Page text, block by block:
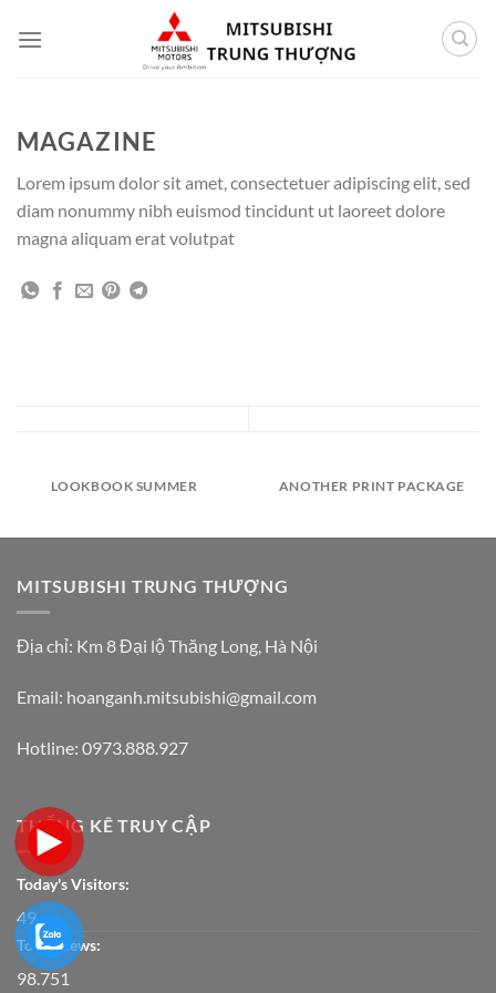
qua
MAGAZINE
Lorem ipsum dolor sit amet, consectetuer adipiscing elit, sed
diam nonummy nibh euismod tincidunt ut laoreet dolore
magna aliquam erat volutpat
LOOKBOOK SUMMER ANOTHER PRINT PACKAGE
MITSUBISHI TRUNG THƯỢNG
Địa chỉ: Km 8 Đại lộ Thăng Long, Hà Nội
Email: hoanganh.mitsubishi@gmail.com
Hotline: 0973.888.927
THỐNG KÊ TRUY CẬP
Today's Visitors:
49
Total Views:
98.751